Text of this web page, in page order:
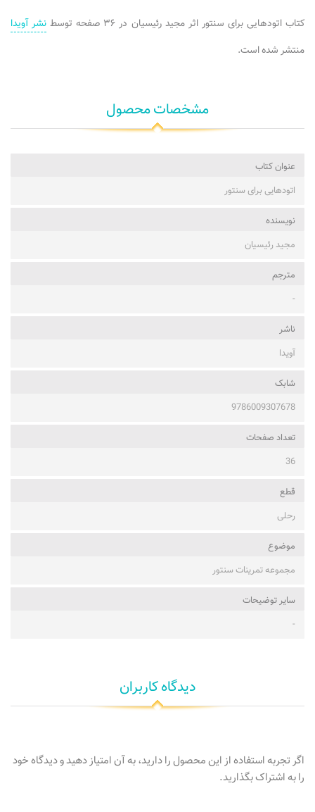
کتاب اتودهایی برای سنتور اثر مجید رئیسیان در ۳۶ صفحه توسط
نشر آویدا
منتشر شده است.
مشخصات محصول
عنوان کتاب
اتودهایی برای سنتور
نویسنده
مجید رئیسیان
مترجم
-
ناشر
آویدا
شابک
9786009307678
تعداد صفحات
36
قطع
رحلی
موضوع
مجموعه تمرینات سنتور
ساير توضيحات
-
دیدگاه کاربران
اگر تجربه استفاده از این محصول را دارید، به آن امتیاز دهید و دیدگاه خود
را به اشتراک بگذارید.